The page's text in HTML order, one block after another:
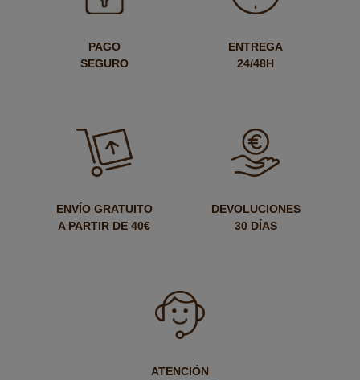
PAGO
SEGURO
ENTREGA
24/48H
ENVÍO GRATUITO
A PARTIR DE 40€
DEVOLUCIONES
30 DÍAS
ATENCIÓN